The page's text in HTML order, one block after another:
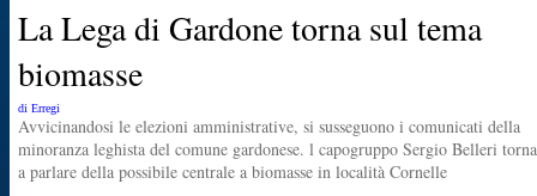
La Lega di Gardone torna sul tema
biomasse
di Erregi
Avvicinandosi le elezioni amministrative, si susseguono i comunicati della
minoranza leghista del comune gardonese. l capogruppo Sergio Belleri
a parlare della possibile centrale a biomasse in località Cornelle